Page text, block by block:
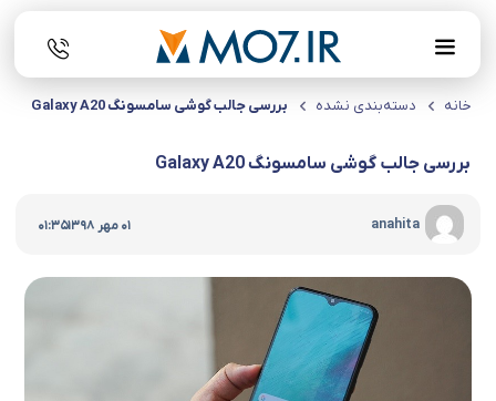
خانه دسته‌بندی نشده بررسی جالب گوشی سامسونگ Galaxy A20
بررسی جالب گوشی سامسونگ Galaxy A20
anahita 01 مهر 1398 |
01:35